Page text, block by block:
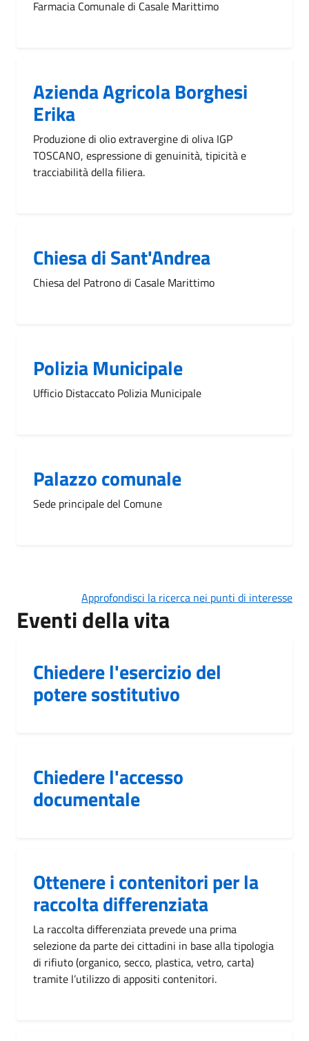
Farmacia Comunale di Casale Marittimo
Azienda Agricola Borghesi
Erika
Produzione di olio extravergine di oliva IGP
TOSCANO, espressione di genuinità, tipicità e
tracciabilità della filiera.
Chiesa di Sant'Andrea
Chiesa del Patrono di Casale Marittimo
Polizia Municipale
Ufficio Distaccato Polizia Municipale
Palazzo comunale
Sede principale del Comune
Approfondisci la ricerca nei punti di interesse
Eventi della vita
Chiedere l'esercizio del
potere sostitutivo
Chiedere l'accesso
documentale
Ottenere i contenitori per la
raccolta differenziata
La raccolta differenziata prevede una prima
selezione da parte dei cittadini in base alla tipologia
di rifiuto (organico, secco, plastica, vetro, carta)
tramite l’utilizzo di appositi contenitori.